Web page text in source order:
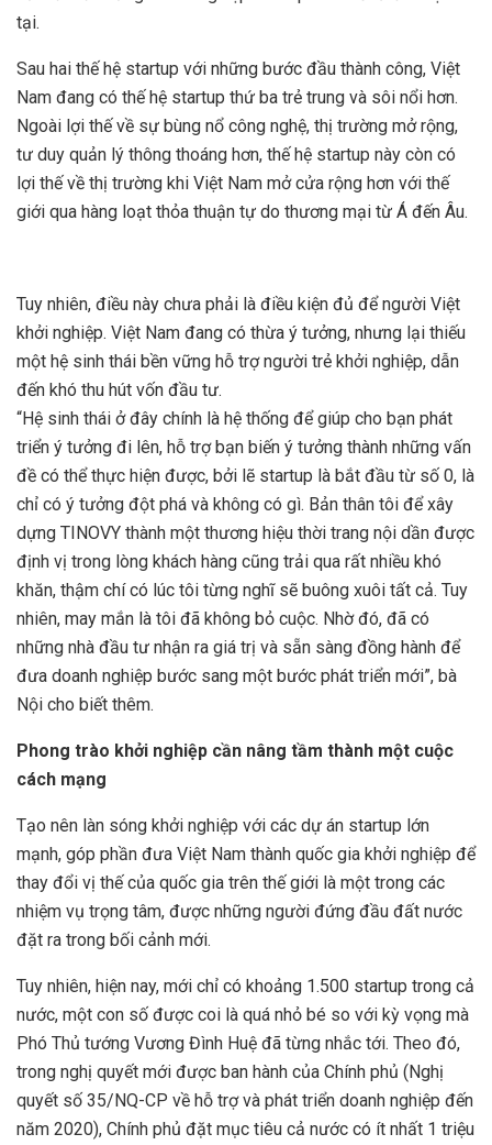
tại.
Sau hai thế hệ startup với những bước đầu thành công, Việt
Nam đang có thế hệ startup thứ ba trẻ trung và sôi nổi hơn.
Ngoài lợi thế về sự bùng nổ công nghệ, thị trường mở rộng,
tư duy quản lý thông thoáng hơn, thế hệ startup này còn có
lợi thế về thị trường khi Việt Nam mở cửa rộng hơn với thế
giới qua hàng loạt thỏa thuận tự do thương mại từ Á đến Âu.
Tuy nhiên, điều này chưa phải là điều kiện đủ để người Việt
khởi nghiệp. Việt Nam đang có thừa ý tưởng, nhưng lại thiếu
một hệ sinh thái bền vững hỗ trợ người trẻ khởi nghiệp, dẫn
đến khó thu hút vốn đầu tư.
“Hệ sinh thái ở đây chính là hệ thống để giúp cho bạn phát
triển ý tưởng đi lên, hỗ trợ bạn biến ý tưởng thành những vấn
đề có thể thực hiện được, bởi lẽ startup là bắt đầu từ số 0, là
chỉ có ý tưởng đột phá và không có gì. Bản thân tôi để xây
dựng TINOVY thành một thương hiệu thời trang nội dần được
định vị trong lòng khách hàng cũng trải qua rất nhiều khó
khăn, thậm chí có lúc tôi từng nghĩ sẽ buông xuôi tất cả. Tuy
nhiên, may mắn là tôi đã không bỏ cuộc. Nhờ đó, đã có
những nhà đầu tư nhận ra giá trị và sẵn sàng đồng hành để
đưa doanh nghiệp bước sang một bước phát triển mới”, bà
Nội cho biết thêm.
Phong trào khởi nghiệp cần nâng tầm thành một cuộc
cách mạng
Tạo nên làn sóng khởi nghiệp với các dự án startup lớn
mạnh, góp phần đưa Việt Nam thành quốc gia khởi nghiệp để
thay đổi vị thế của quốc gia trên thế giới là một trong các
nhiệm vụ trọng tâm, được những người đứng đầu đất nước
đặt ra trong bối cảnh mới.
Tuy nhiên, hiện nay, mới chỉ có khoảng 1.500 startup trong cả
nước, một con số được coi là quá nhỏ bé so với kỳ vọng mà
Phó Thủ tướng Vương Đình Huệ đã từng nhắc tới. Theo đó,
trong nghị quyết mới được ban hành của Chính phủ (Nghị
quyết số 35/NQ-CP về hỗ trợ và phát triển doanh nghiệp đến
năm 2020), Chính phủ đặt mục tiêu cả nước có ít nhất 1 triệu